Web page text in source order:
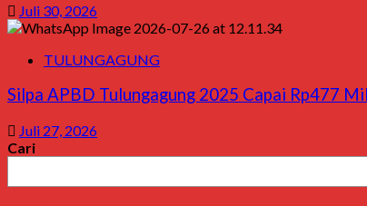
Juli 30, 2026
TULUNGAGUNG
Silpa APBD Tulungagung 2025 Capai Rp477
Juli 27, 2026
Cari